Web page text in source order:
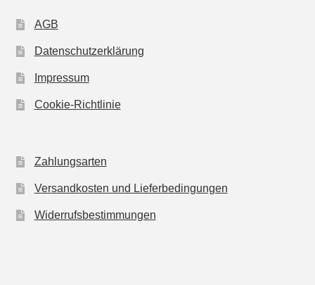
AGB
Datenschutzerklärung
Impressum
Cookie-Richtlinie
Zahlungsarten
Versandkosten und Lieferbedingungen
Widerrufsbestimmungen